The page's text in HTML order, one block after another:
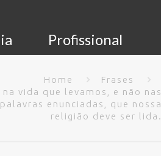
Profissional
Home
Frases
na vida que levamos, e não nas
palavras enunciadas, que nossa
religião deve ser lida.